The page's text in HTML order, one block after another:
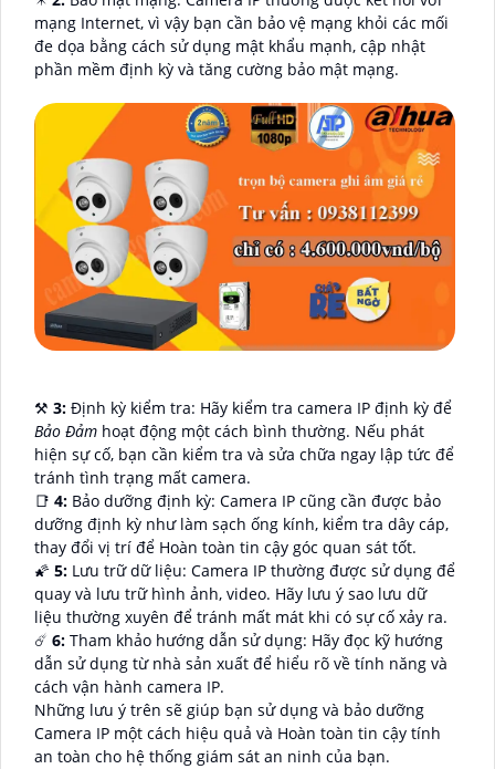
mạng Internet, vì vậy bạn cần bảo vệ mạng khỏi các mối
đe dọa bằng cách sử dụng mật khẩu mạnh, cập nhật
phần mềm định kỳ và tăng cường bảo mật mạng.
⚒ 3: Định kỳ kiểm tra: Hãy kiểm tra camera IP định kỳ để
Bảo Đảm hoạt động một cách bình thường. Nếu phát
hiện sự cố, bạn cần kiểm tra và sửa chữa ngay lập tức để
tránh tình trạng mất camera.
📑 4: Bảo dưỡng định kỳ: Camera IP cũng cần được bảo
dưỡng định kỳ như làm sạch ống kính, kiểm tra dây cáp,
thay đổi vị trí để Hoàn toàn tin cậy góc quan sát tốt.
🌠 5: Lưu trữ dữ liệu: Camera IP thường được sử dụng để
quay và lưu trữ hình ảnh, video. Hãy lưu ý sao lưu dữ
liệu thường xuyên để tránh mất mát khi có sự cố xảy ra.
☄️ 6: Tham khảo hướng dẫn sử dụng: Hãy đọc kỹ hướng
dẫn sử dụng từ nhà sản xuất để hiểu rõ về tính năng và
cách vận hành camera IP.
Những lưu ý trên sẽ giúp bạn sử dụng và bảo dưỡng
Camera IP một cách hiệu quả và Hoàn toàn tin cậy tính
an toàn cho hệ thống giám sát an ninh của bạn.